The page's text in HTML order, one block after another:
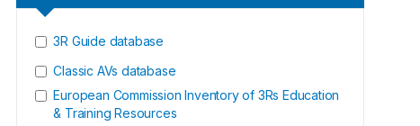
3R Guide database
Classic AVs database
European Commission Inventory of 3Rs Education
& Training Resources